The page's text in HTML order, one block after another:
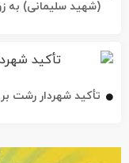
تأکید شهردار رشت